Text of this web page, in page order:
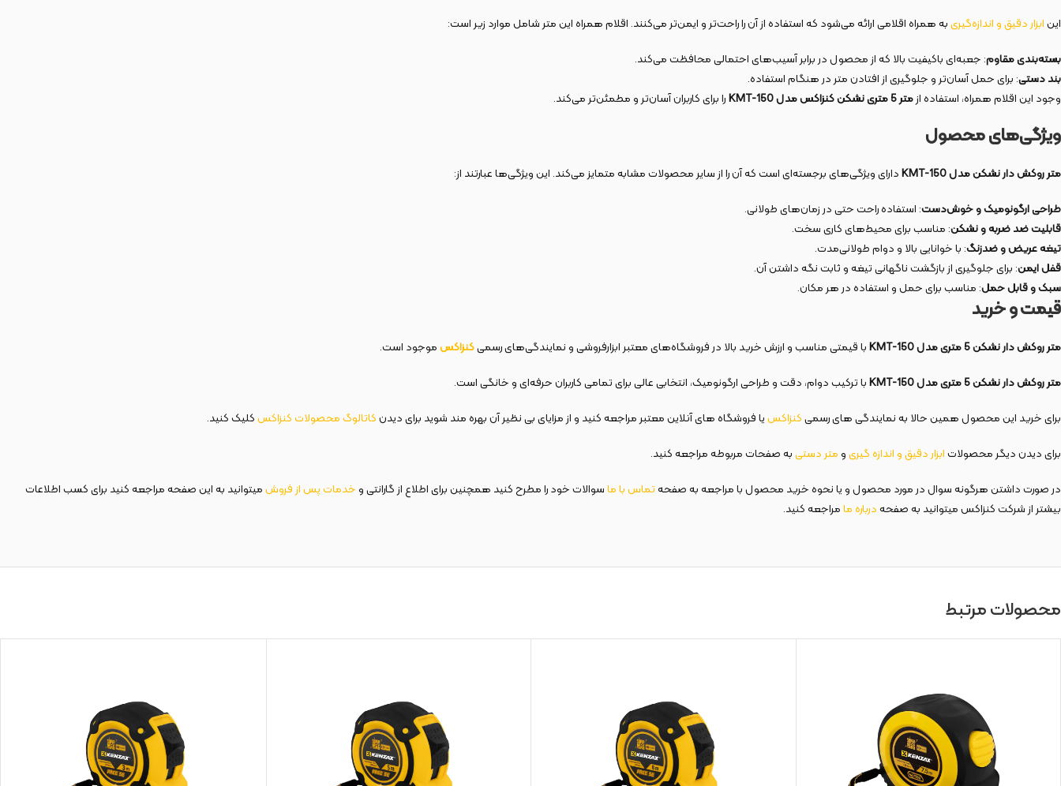
اینابزار دقیق و اندازه‌گیریبه همراه اقلامی ارائه می‌شود که استفاده از آن را راحت‌تر و ایمن‌تر می‌کنند. اقلام همراه این متر شامل موارد زیر است:
بسته‌بندی مقاوم: جعبه‌ای باکیفیت بالا که از محصول در برابر آسیب‌های احتمالی محافظت می‌کند.
بند دستی: برای حمل آسان‌تر و جلوگیری از افتادن متر در هنگام استفاده.
وجود این اقلام همراه، استفاده ازمتر 5 متری نشکن کنزاکس مدل KMT-150 را برای کاربران آسان‌تر و مطمئن‌تر می‌کند.
ویژگی‌های محصول
متر روکش دار نشکن مدل KMT-150 دارای ویژگی‌های برجسته‌ای است که آن را از سایر محصولات مشابه متمایز می‌کند. این ویژگی‌ها عبارتند از:
طراحی ارگونومیک و خوش‌دست: استفاده راحت حتی در زمان‌های طولانی.
قابلیت ضد ضربه و نشکن: مناسب برای محیط‌های کاری سخت.
تیغه عریض و ضدزنگ: با خوانایی بالا و دوام طولانی‌مدت.
قفل ایمن: برای جلوگیری از بازگشت ناگهانی تیغه و ثابت نگه داشتن آن.
سبک و قابل حمل: مناسب برای حمل و استفاده در هر مکان.
قیمت و خرید
متر روکش دار نشکن 5 متری مدل KMT-150 با قیمتی مناسب و ارزش خرید بالا در فروشگاه‌های معتبر ابزارفروشی و نمایندگی‌های رسمیکنزاکسموجود است.
متر روکش دار نشکن 5 متری مدل KMT-150 با ترکیب دوام، دقت و طراحی ارگونومیک، انتخابی عالی برای تمامی کاربران حرفه‌ای و خانگی است.
برای خرید این محصول همین حالا به نمایندگی های رسمیکنزاکسیا فروشگاه های آنلاین معتبر مراجعه کنید و از مزایای بی نظیر آن بهره مند شوید برای دیدنکاتالوگ محصولات کنزاکسکلیک کنید.
برای دیدن دیگر محصولاتابزار دقیق و اندازه گیریومتر دستیبه صفحات مربوطه مراجعه کنید.
در صورت داشتن هرگونه سوال در مورد محصول و یا نحوه خرید محصول با مراجعه به صفحهتماس با ماسوالات خود را مطرح کنید همچنین برای اطلاع از گارانتی وخدمات پس از فروشمیتوانید به این صفحه مراجعه کنید برای کسب اطلاعات
بیشتر از شرکت کنزاکس میتوانید به صفحهدرباره مامراجعه کنید.
محصولات مرتبط